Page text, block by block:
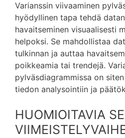
Varianssin viivaaminen
hyödyllinen tapa tehdä
havaitseminen visuaalisesti
helpoksi. Se mahdollistaa
tulkinnan ja auttaa
poikkeamia tai trendejä.
pylväsdiagrammissa on
tiedon analysointiin ja
HUOMIOITAVIA